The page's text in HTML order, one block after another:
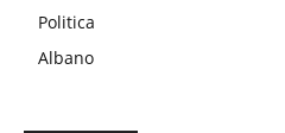
Politica
Albano